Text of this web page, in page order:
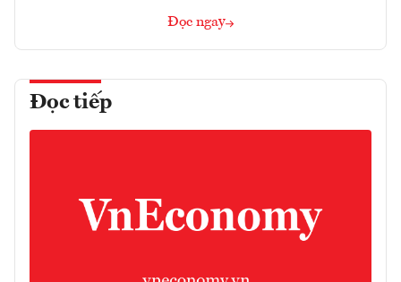
Đọc ngay
Đọc tiếp